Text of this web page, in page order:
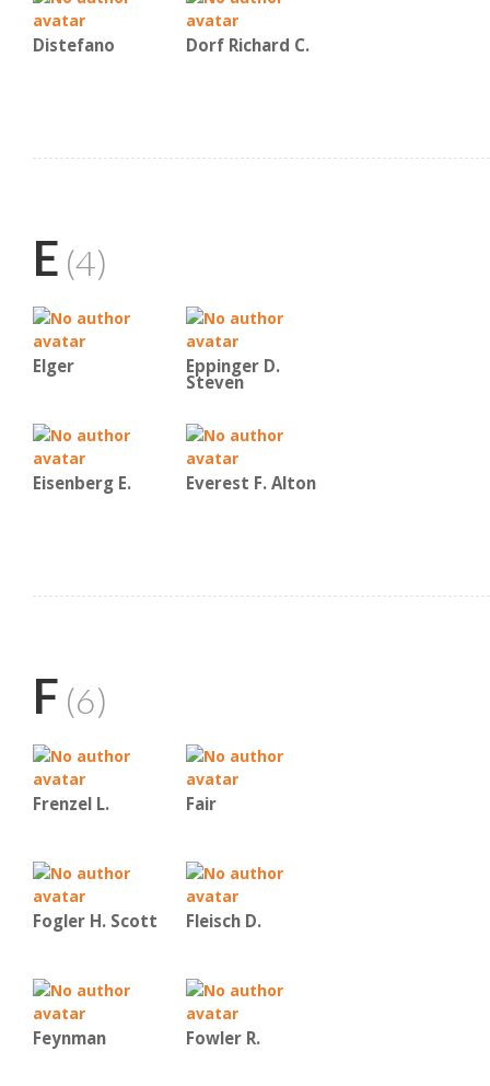
Distefano Dorf Richard C.
E (4)
Elger Eppinger D.
Steven
Eisenberg E. Everest F. Alton
F (6)
Frenzel L. Fair
Fogler H. Scott Fleisch D.
Feynman Fowler R.